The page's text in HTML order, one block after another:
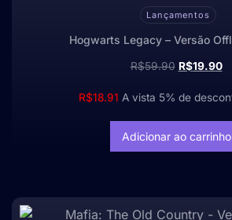
Lançamentos
Hogwarts Legacy – Versão
R$59.90 R$19.90
R$18.91 A vista 5% de
Adicionar ao carrinho